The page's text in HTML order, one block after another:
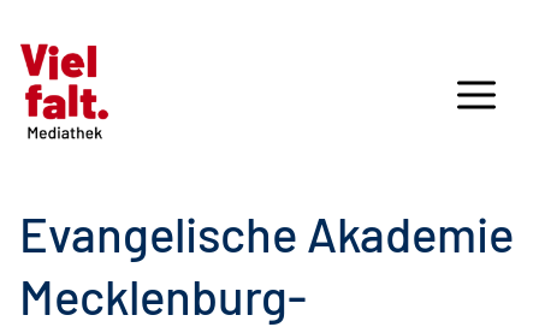
Evangelische Akademie
Mecklenburg-